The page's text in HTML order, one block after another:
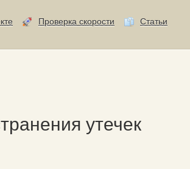
Проверка скорости Статьи
утечек